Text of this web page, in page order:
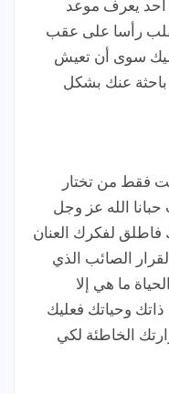
أحد يعرف موعد
رأسا على عقب
سوى أن تعيش
باحثة عنك بشكل
فقط من تختار
الله عز وجل
لفكرك العنان
الصائب الذي
ما هي إلا
وحياتك فعليك
الخاطئة لكي